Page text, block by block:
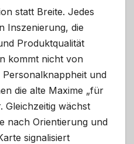
statt Breite. Jedes
Inszenierung, die
Produktqualität
kommt nicht von
und
die alte Maxime „für
Gleichzeitig wächst
nach Orientierung und
signalisiert